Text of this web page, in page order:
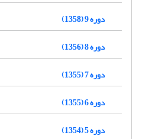
دوره 9 (1358)
دوره 8 (1356)
دوره 7 (1355)
دوره 6 (1355)
دوره 5 (1354)